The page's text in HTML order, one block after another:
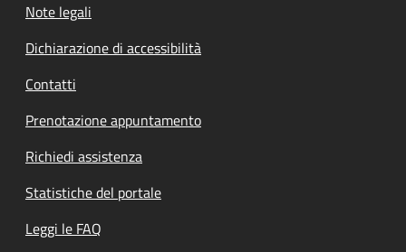
Note legali
Dichiarazione di accessibilità
Contatti
Prenotazione appuntamento
Richiedi assistenza
Statistiche del portale
Leggi le FAQ